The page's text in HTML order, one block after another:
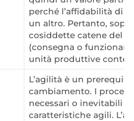
perché l’affidabilità di
un altro. Pertanto,
cosiddette catene del
(consegna o
unità produttive
L’agilità è un
cambiamento. I
necessari o inevitabili
caratteristiche agili.